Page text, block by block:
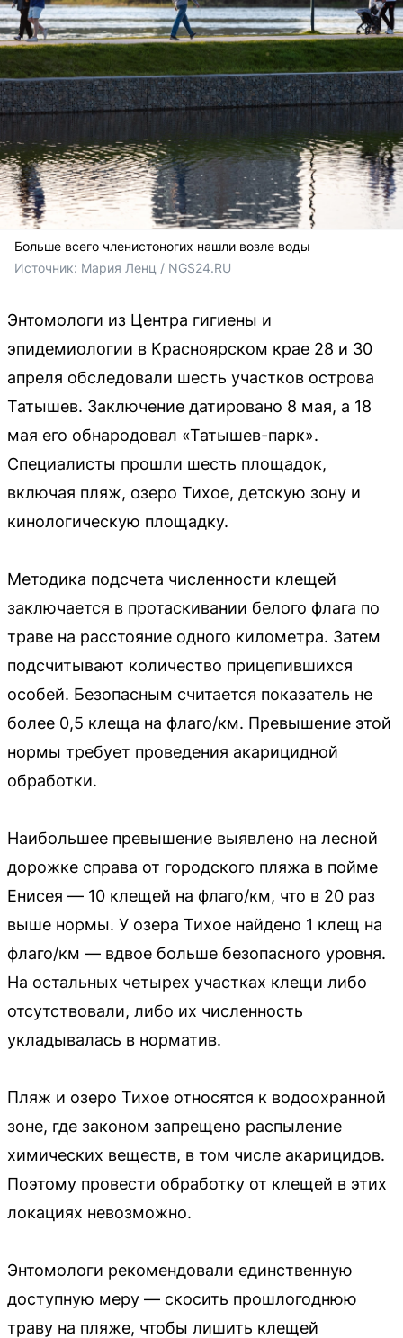
Больше всего членистоногих нашли возле воды
Источник: Мария Ленц / NGS24.RU
Энтомологи из Центра гигиены и
эпидемиологии в Красноярском крае 28 и 30
апреля обследовали шесть участков острова
Татышев. Заключение датировано 8 мая, а 18
мая его обнародовал «Татышев-парк».
Специалисты прошли шесть площадок,
включая пляж, озеро Тихое, детскую зону и
кинологическую площадку.
Методика подсчета численности клещей
заключается в протаскивании белого флага по
траве на расстояние одного километра. Затем
подсчитывают количество прицепившихся
особей. Безопасным считается показатель не
более 0,5 клеща на флаго/км. Превышение этой
нормы требует проведения акарицидной
обработки.
Наибольшее превышение выявлено на лесной
дорожке справа от городского пляжа в пойме
Енисея — 10 клещей на флаго/км, что в 20 раз
выше нормы. У озера Тихое найдено 1 клещ на
флаго/км — вдвое больше безопасного уровня.
На остальных четырех участках клещи либо
отсутствовали, либо их численность
укладывалась в норматив.
Пляж и озеро Тихое относятся к водоохранной
зоне, где законом запрещено распыление
химических веществ, в том числе акарицидов.
Поэтому провести обработку от клещей в этих
локациях невозможно.
Энтомологи рекомендовали единственную
доступную меру — скосить прошлогоднюю
траву на пляже, чтобы лишить клещей